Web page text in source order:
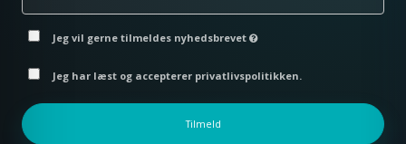
Jeg vil gerne tilmeldes nyhedsbrevet
Jeg har læst og accepterer privatlivspolitikken.
Tilmeld